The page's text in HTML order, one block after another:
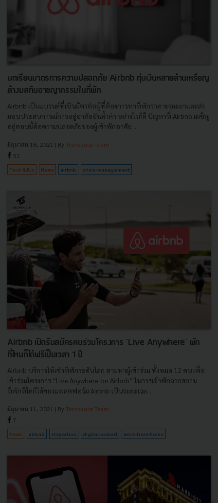
บทเรียนมาตรการความปลอดภัย Airbnb ทุ่มเงินหลายล้านเหรียญ
ล้างมลทินอาชญากรรมในที่พัก
Airbnb เป็นแบรนด์ที่เป็นมิตรต่อผู้ที่ต้องการหาที่พักราคาย่อมเยาและส่ง
มอบประสบการณ์การอยู่อาศัยอันล้ำค่า อย่างไรก็ดี ปัญหาที่ Airbnb เผชิญ
อยู่ตอนนี้คือความปลอดภัยของผู้เข้าพักอาศัย ...
มิถุนายน 18, 2021 | By Techsauce Team
51
Tech & Biz News airbnb crisis-management
Airbnb เปิดรับสมัครคนร่วมโครงการ 'Live Anywhere' พัก
ที่ไหนก็ได้ฟรีเป็นเวลา 1 ปี
Airbnb บริการให้เช่าที่พักระดับโลก ตามหาผู้เข้าร่วม ทั้งหมด 12 คน เพื่อ
เข้าร่วมโครงการ “Live Anywhere on Airbnb” ในการเข้าพักจากสถาน
ที่พักที่ใดก็ได้ของแพลตฟอร์ม Airbnb เป็นระยะเวล...
มิถุนายน 11, 2021 | By Techsauce Team
7
News airbnb staycation digital-nomad work-from-home